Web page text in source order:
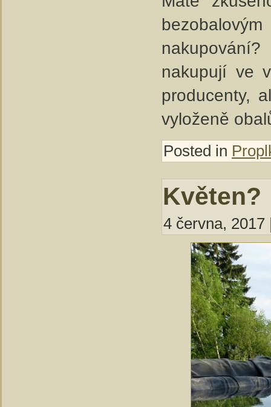
nakupují ve
producenty,
vyloženě
Posted in
Květen?
4 června,